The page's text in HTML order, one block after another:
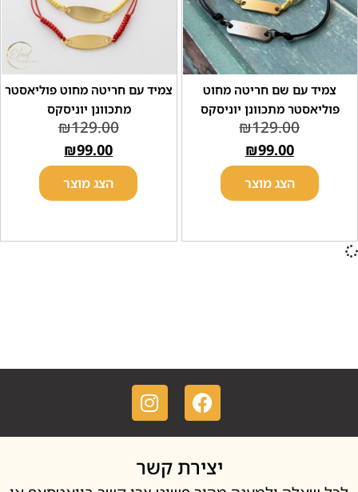
עם שם חריטה מחוט
מתכוונן יוניסקס
₪129.00
₪
הצג מוצר
צמיד עם חריטה מחוט פוליאסטר
מתכוונן יוניסקס
₪129.00
₪
הצג מוצר
יצירת קשר